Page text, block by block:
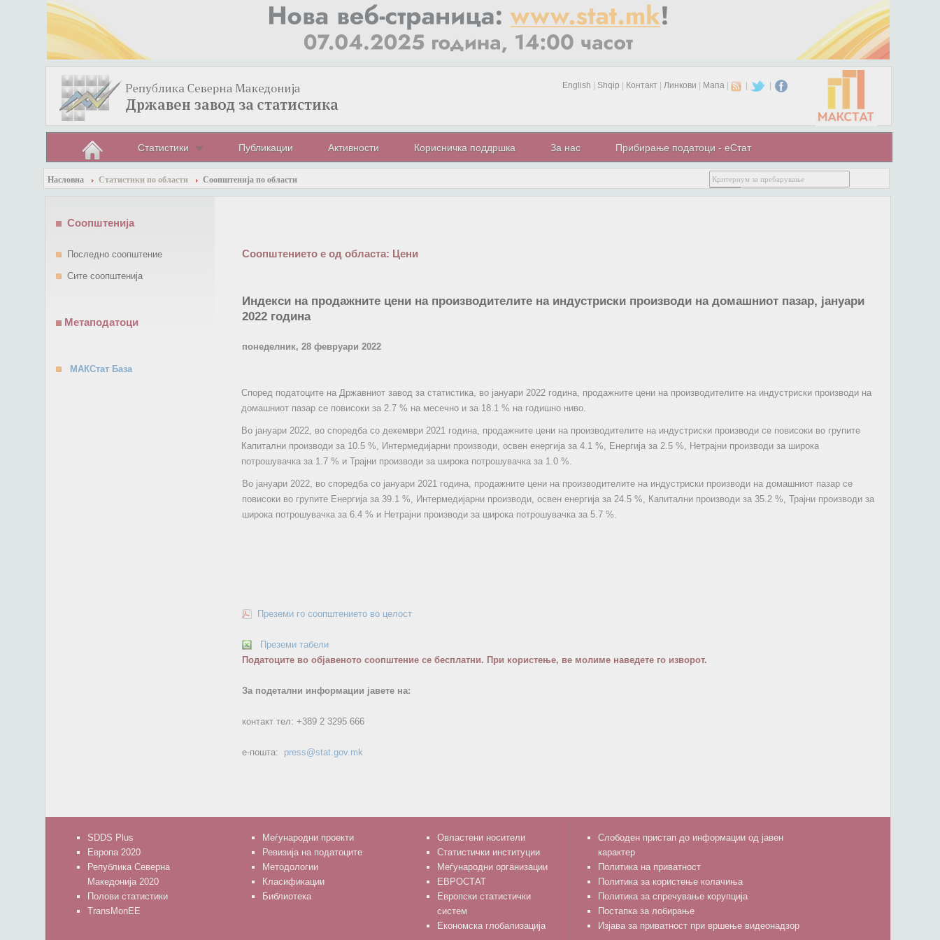
English Shqip Контакт Линкови Мапа| | |
Статистики Публикации Активности Корисничка поддршка За нас Прибирање податоци - еСтат
Насловна Статистики по области Соопштенија по области
Соопштението е од областа: Цени
Индекси на продажните цени на производителите на индустриски производи на домашниот пазар, јануари
2022 година
понеделник, 28 февруари 2022
Според податоците на Државниот завод за статистика, во јануари 2022 година, продажните цени на производителите на индустриски производи на
домашниот пазар се повисоки за 2.7 % на месечно и за 18.1 % на годишно ниво.
Во јануари 2022, во споредба со декември 2021 година, продажните цени на производителите на индустриски производи се повисоки во групите
Капитални производи за 10.5 %, Интермедијарни производи, освен енергија за 4.1 %, Енергија за 2.5 %, Нетрајни производи за широка
потрошувачка за 1.7 % и Трајни производи за широка потрошувачка за 1.0 %.
Во јануари 2022, во споредба со јануари 2021 година, продажните цени на производителите на индустриски производи на домашниот пазар се
повисоки во групите Енергија за 39.1 %, Интермедијарни производи, освен енергија за 24.5 %, Капитални производи за 35.2 %, Трајни производи за
широка потрошувачка за 6.4 % и Нетрајни производи за широка потрошувачка за 5.7 %.
Преземи го соопштението во целост
Преземи табели
Податоците во објавеното соопштение се бесплатни. При користење, ве молиме наведете го изворот.
За подетални информации јавете на:
контакт тел: +389 2 3295 666
е-пошта: press@stat.gov.mk
Соопштенија
Последно соопштение
Сите соопштенија
Метаподатоци
МАКСтат База
SDDS Plus
Европа 2020
Република Северна
Македонија 2020
Полови статистики
TransMonEE
Меѓународни проекти
Ревизија на податоците
Методологии
Класификации
Библиотека
Овластени носители
Статистички институции
Меѓународни организации
ЕВРОСТАТ
Европски статистички
систем
Економска глобализација
Слободен пристап до информации од јавен
карактер
Политика на приватност
Политика за користење колачиња
Политика за спречување корупција
Постапка за лобирање
Изјава за приватност при вршење видеонадзор